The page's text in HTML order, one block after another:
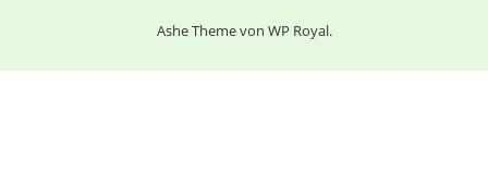
Ashe Theme von WP Royal.